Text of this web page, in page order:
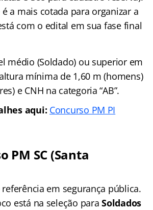
a mais cotada para organizar a
com o edital em sua fase final
médio (Soldado) ou superior em
mínima de 1,60 m (homens)
e CNH na categoria “AB”.
aqui: Concurso PM PI
PM SC (Santa
referência em segurança pública.
está na seleção paraSoldados